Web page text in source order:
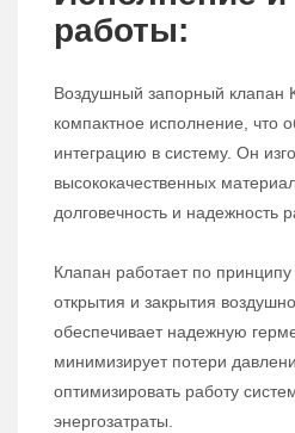
работы:
Воздушный запорный клапан
компактное исполнение, что
интеграцию в систему. Он
высококачественных
долговечность и надежность
Клапан работает по принципу
открытия и закрытия
обеспечивает надежную
минимизирует потери
оптимизировать работу
энергозатраты.